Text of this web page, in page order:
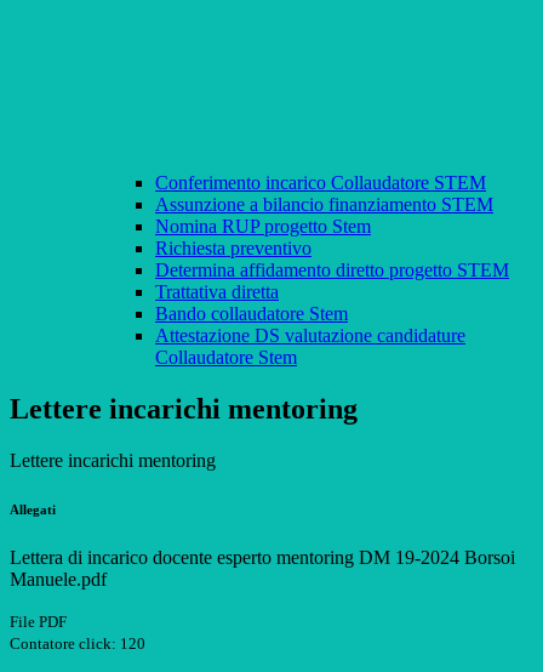
Conferimento incarico Collaudatore STEM
Assunzione a bilancio finanziamento STEM
Nomina RUP progetto Stem
Richiesta preventivo
Determina affidamento diretto progetto STEM
Trattativa diretta
Bando collaudatore Stem
Attestazione DS valutazione candidature
Collaudatore Stem
Lettere incarichi mentoring
Lettere incarichi mentoring
Allegati
Lettera di incarico docente esperto mentoring DM 19-2024 Borsoi
Manuele.pdf
File PDF
Contatore click: 120